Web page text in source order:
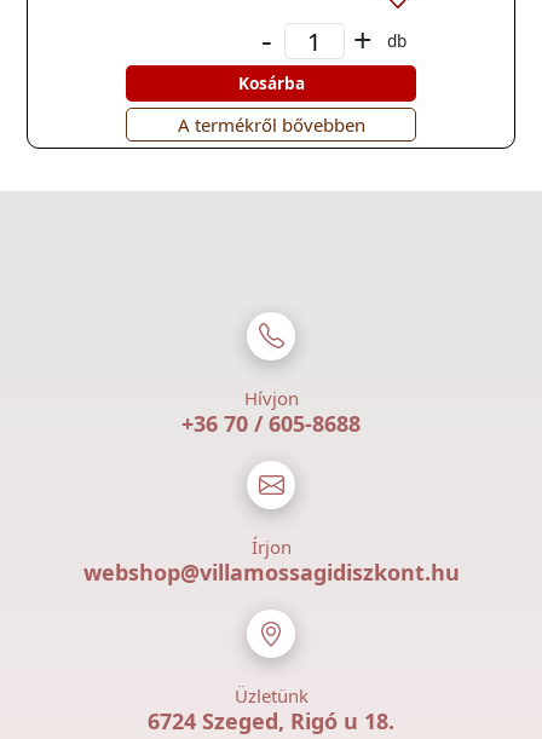
- +
db
Kosárba
A termékről bővebben
Hívjon
+36 70 / 605-8688
Írjon
webshop@villamossagidiszkont.hu
Üzletünk
6724 Szeged, Rigó u 18.